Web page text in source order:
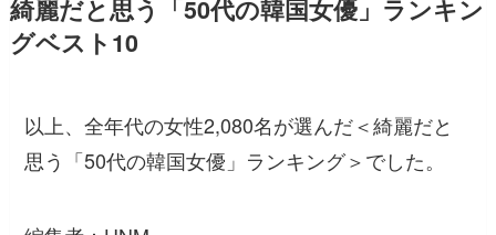
綺麗だと思う「50代の韓国女優」ランキン
グベスト10
以上、全年代の女性2,080名が選んだ＜綺麗だと
思う「50代の韓国女優」ランキング＞でした。